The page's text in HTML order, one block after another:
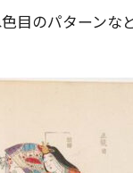
目のパターンな